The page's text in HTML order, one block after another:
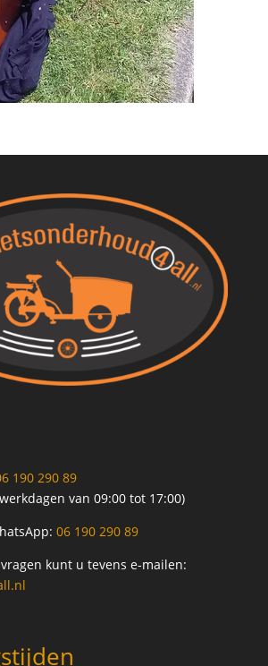
190 290 89
van 09:00 tot 17:00)
06 190 290 89
kunt u tevens e-mailen: